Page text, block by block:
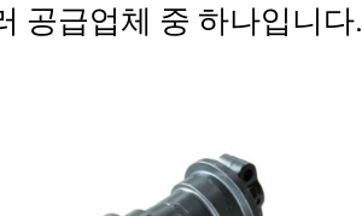
공급업체 중 하나입니다